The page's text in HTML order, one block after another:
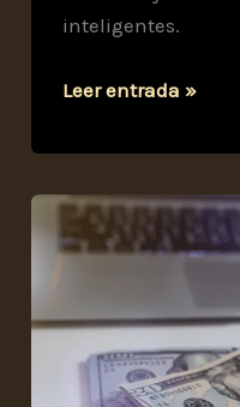
inteligentes.
Calculadora
interés
compuesto
Leer entrada »